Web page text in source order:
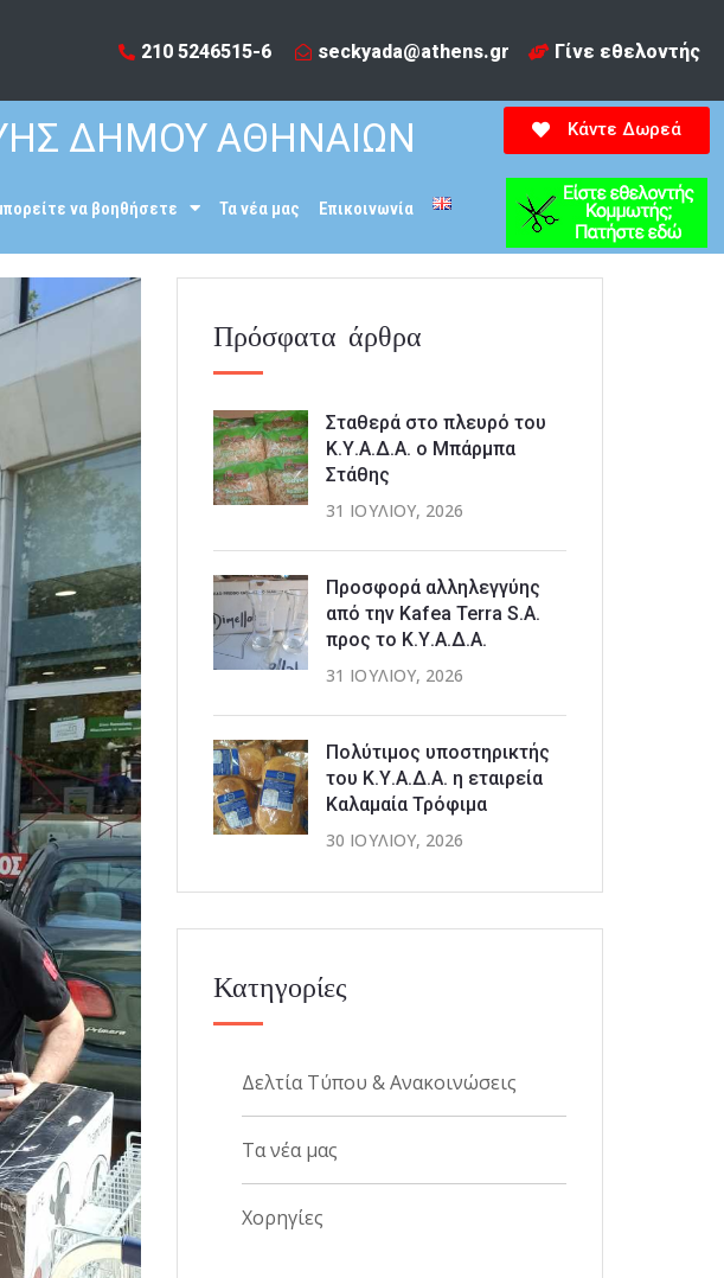
210 5246515-6​ seckyada@athens.gr Γίνε εθελοντής
ΔΗΜΟΥ ΑΘΗΝΑΙΩΝ
να βοηθήσετε Τα νέα μας Επικοινωνία
Κάντε Δωρεά
Πρόσφατα άρθρα
Σταθερά στο πλευρό του
Κ.Υ.Α.Δ.Α. ο Μπάρμπα
Στάθης
31 ΙΟΥΛΊΟΥ, 2026
Προσφορά αλληλεγγύης
από την Kafea Terra S.A.
προς το Κ.Υ.Α.Δ.Α.
31 ΙΟΥΛΊΟΥ, 2026
Πολύτιμος υποστηρικτής
του Κ.Υ.Α.Δ.Α. η εταιρεία
Καλαμαία Τρόφιμα
30 ΙΟΥΛΊΟΥ, 2026
Κατηγορίες
Δελτία Τύπου & Ανακοινώσεις
Τα νέα μας
Χορηγίες